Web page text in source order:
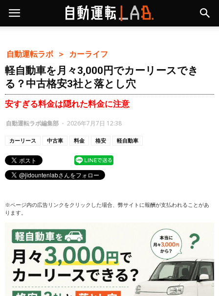
自動運転ラボ ＞ カーライフ
軽自動車を月々3,000円でカーリースでき
る？中古格安3社と落とし穴
安すぎる料金は隠れた料金に注意
自動運転ラボ編集部 - 2026年7月7日 12:38
カーリース 中古車 料金 格安 軽自動車
※ページ内の広告リンクをクリックした場合、弊サイトに報酬が支払われることがあ
ります。